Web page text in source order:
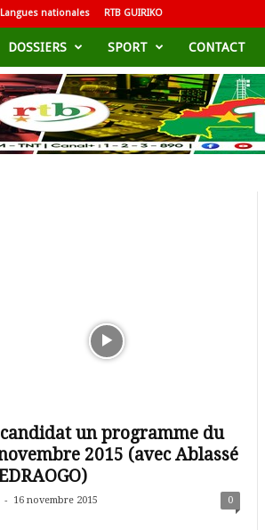
Langues nationales RTB GUIRIKO
DOSSIERS SPORT CONTACT
un programme du
2015 (avec Ablassé
- 16 novembre 2015 0